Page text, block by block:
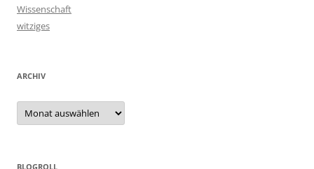
Wissenschaft
witziges
ARCHIV
Archiv
BLOGROLL